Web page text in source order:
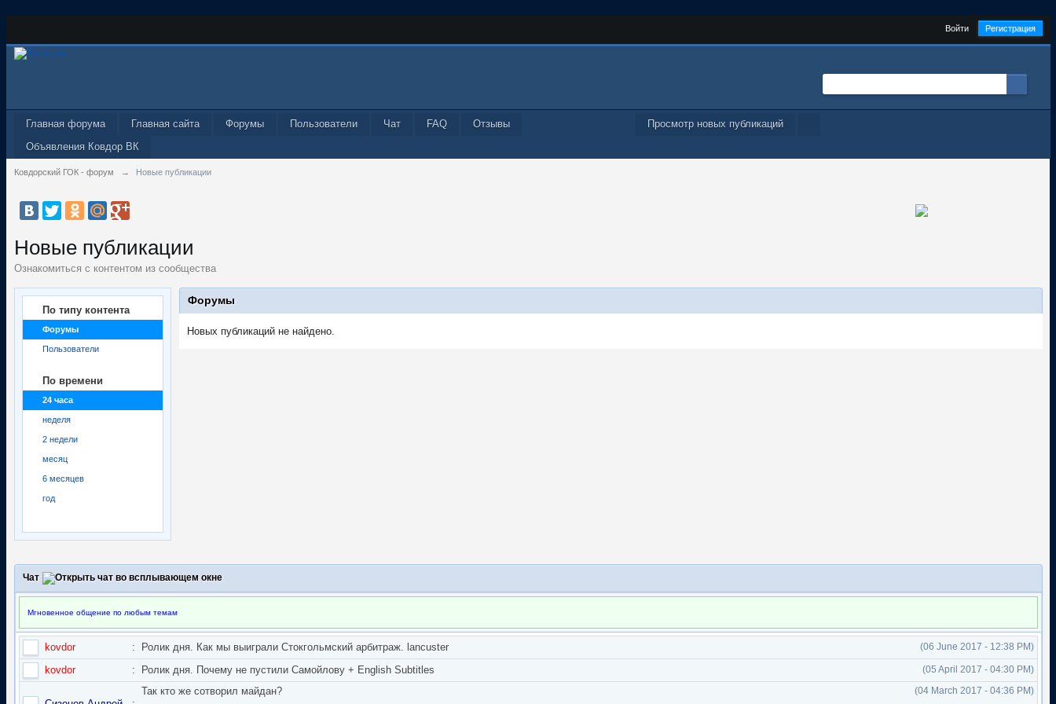
Войти Регистрация
Просмотр новых публикаций
Главная форума Главная сайта Форумы Пользователи Чат FAQ
Отзывы
Объявления Ковдор ВК
Ковдорский ГОК - форум → Новые публикации
Новые публикации
Ознакомиться с контентом из сообщества
По типу контента
Форумы
Пользователи
По времени
24 часа
неделя
2 недели
месяц
6 месяцев
год
Форумы
Новых публикаций не найдено.
Чат
Мгновенное общение по любым темам
kovdor : (06 June 2017 - 12:38 PM)
Ролик дня. Как мы выиграли Стокгольмский арбитраж. lancuster
kovdor
: (05 April 2017 - 04:30 PM)
Ролик дня. Почему не пустили Самойлову + English Subtitles
(04 March 2017 - 04:36 PM)
Так кто же сотворил майдан?